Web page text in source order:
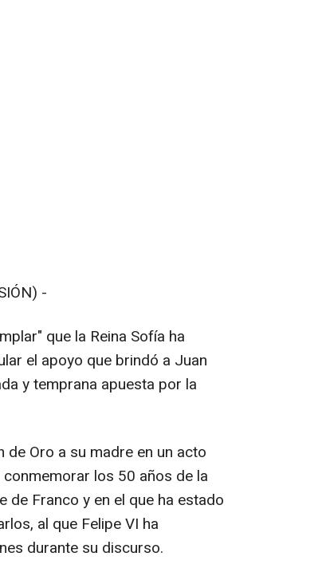
-
que la Reina Sofía ha
el apoyo que brindó a Juan
y temprana apuesta por la
de Oro a su madre en un acto
los 50 años de la
de Franco y en el que ha estado
al que Felipe VI ha
durante su discurso.